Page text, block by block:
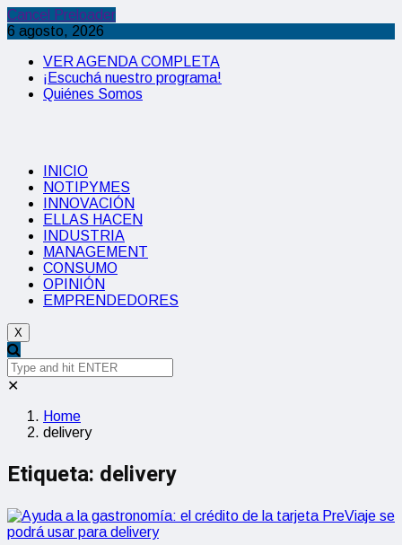
Cancel Preloader
6 agosto, 2026
VER AGENDA COMPLETA
¡Escuchá nuestro programa!
Quiénes Somos
INICIO
NOTIPYMES
INNOVACIÓN
ELLAS HACEN
INDUSTRIA
MANAGEMENT
CONSUMO
OPINIÓN
EMPRENDEDORES
X
✕
Home
delivery
Etiqueta: delivery